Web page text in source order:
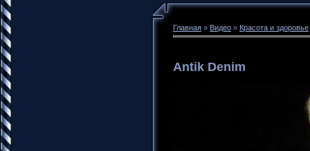
Главная » Видео » Красота и здоровье
Antik Denim